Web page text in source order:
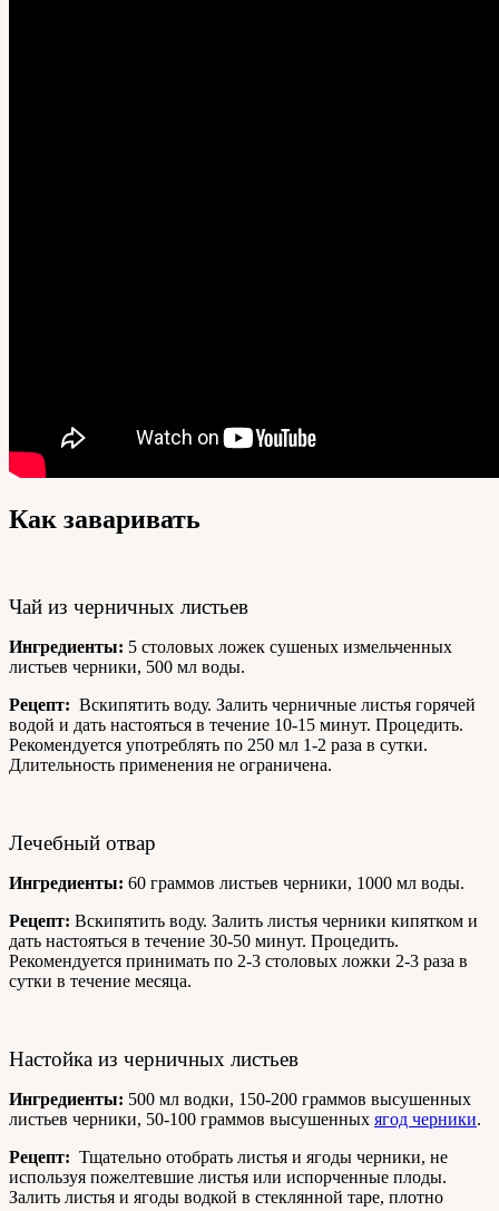
Как заваривать
Чай из черничных листьев
Ингредиенты: 5 столовых ложек сушеных измельченных
листьев черники, 500 мл воды.
Рецепт: Вскипятить воду. Залить черничные листья горячей
водой и дать настояться в течение 10-15 минут. Процедить.
Рекомендуется употреблять по 250 мл 1-2 раза в сутки.
Длительность применения не ограничена.
Лечебный отвар
Ингредиенты: 60 граммов листьев черники, 1000 мл воды.
Рецепт: Вскипятить воду. Залить листья черники кипятком и
дать настояться в течение 30-50 минут. Процедить.
Рекомендуется принимать по 2-3 столовых ложки 2-3 раза в
сутки в течение месяца.
Настойка из черничных листьев
Ингредиенты: 500 мл водки, 150-200 граммов высушенных
листьев черники, 50-100 граммов высушенных ягод черники.
Рецепт: Тщательно отобрать листья и ягоды черники, не
используя пожелтевшие листья или испорченные плоды.
Залить листья и ягоды водкой в стеклянной таре, плотно